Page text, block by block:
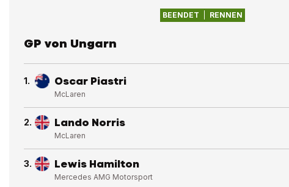
BEENDET RENNEN
GP von Ungarn
1. Oscar Piastri
McLaren
2. Lando Norris
McLaren
3. Lewis Hamilton
Mercedes AMG Motorsport